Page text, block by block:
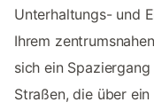
Unterhaltungs- und
Ihrem
sich ein
Straßen, die über